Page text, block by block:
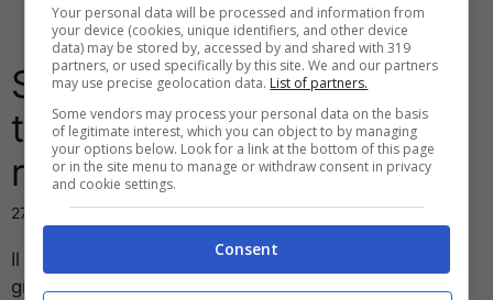
Schermo capovolto del
tuo Pc? Ecco come
ripristinarlo
27 Ottobre 2016
Il tuo schermo è sottosopra? Oppure ruotato di 90
gradi o di 270? Non sai come fare e stai già
Your personal data will be processed and information from
your device (cookies, unique identifiers, and other device
data) may be stored by, accessed by and shared with 319
partners, or used specifically by this site. We and our partners
may use precise geolocation data. List of partners.
Some vendors may process your personal data on the basis
of legitimate interest, which you can object to by managing
your options below. Look for a link at the bottom of this page
or in the site menu to manage or withdraw consent in privacy
and cookie settings.
Consent